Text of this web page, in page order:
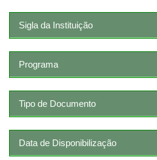
Sigla da Instituição
Programa
Tipo de Documento
Data de Disponibilização